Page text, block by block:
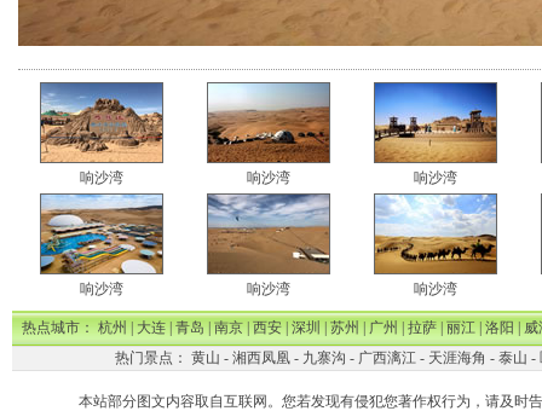
响沙湾 响沙湾 响沙湾
响沙湾 响沙湾 响沙湾
热点城市：杭州|大连|青岛|南京|西安|深圳|苏州|广州|拉萨|丽江|洛阳|威
热门景点： 黄山 - 湘西凤凰- 九寨沟 - 广西漓江- 天涯海角 - 泰山 -
本站部分图文内容取自互联网。您若发现有侵犯您著作权行为，请及时